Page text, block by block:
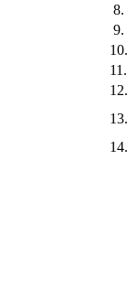
8.
9.
10.
11.
12.
13.
14.